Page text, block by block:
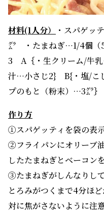
材料(1人分）
・スパゲ
㌘ ・たまねぎ…1/4個（
3 A｛・生クリーム/牛
汁…小さじ2} B{・塩/こ
プのもと（粉末）…3㌘｝
作り方
①スパゲッティを袋の表
②フライパンにオリーブ
したたまねぎとベーコン
③たまねぎがしんなりし
とろみがつくまで4分ほ
対に焦がさないように注意